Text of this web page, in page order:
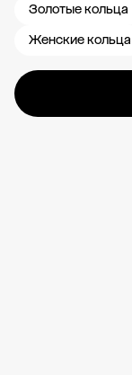
Золотые кольца
Женские кольца